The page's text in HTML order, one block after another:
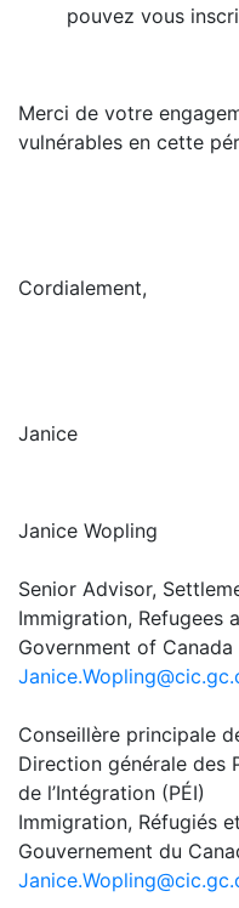
pouvez vous
Merci de votre
vulnérables en cette
Cordialement,
Janice
Janice Wopling
Senior Advisor,
Immigration, Refugees
Government of Canada
Conseillère principale
Direction générale des
de l’Intégration (PÉI)
Immigration, Réfugiés
Gouvernement du